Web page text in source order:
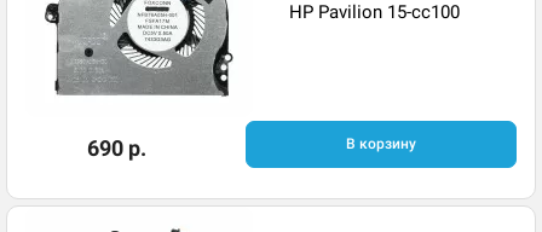
HP Pavilion 15-cc100
690 р. В корзину